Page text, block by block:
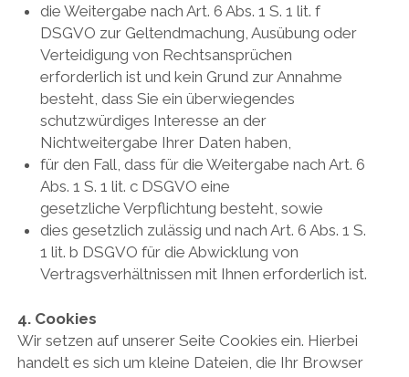
die Weitergabe nach Art. 6 Abs. 1 S. 1 lit. f
DSGVO zur Geltendmachung, Ausübung oder
Verteidigung von Rechtsansprüchen
erforderlich ist und kein Grund zur Annahme
besteht, dass Sie ein überwiegendes
schutzwürdiges Interesse an der
Nichtweitergabe Ihrer Daten haben,
für den Fall, dass für die Weitergabe nach Art. 6
Abs. 1 S. 1 lit. c DSGVO eine
gesetzliche Verpflichtung besteht, sowie
dies gesetzlich zulässig und nach Art. 6 Abs. 1 S.
1 lit. b DSGVO für die Abwicklung von
Vertragsverhältnissen mit Ihnen erforderlich ist.
4. Cookies
Wir setzen auf unserer Seite Cookies ein. Hierbei
handelt es sich um kleine Dateien, die Ihr Browser